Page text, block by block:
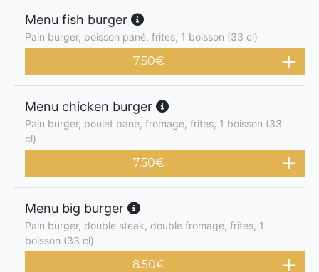
Menu fish burger
Pain burger, poisson pané, frites, 1 boisson (33 cl)
7.50€
Menu chicken burger
Pain burger, poulet pané, fromage, frites, 1 boisson (33
cl)
7.50€
Menu big burger
Pain burger, double steak, double fromage, frites, 1
boisson (33 cl)
8.50€